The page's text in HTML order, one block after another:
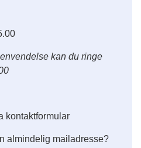
kan du ringe
kontaktformular
almindelig mailadresse?